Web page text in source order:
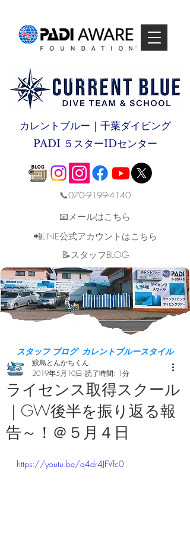
カレントブルー｜千葉ダイビング
PADI ５スターIDセンター
📞070-9199-4140
📧メールはこちら
📲LINE公式アカウントはこちら
​📝スタッフBLOG
スタッフ ブログ カレントブルースタイル
ライセンス取得スクール
｜GW後半を振り返る報
告～！＠５月４日
鮫島とんかちくん
2019年5月10日 読了時間: 1分
https://youtu.be/q4dr4JFVfc0